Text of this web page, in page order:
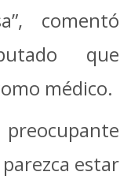
comentó
que
médico.
estar